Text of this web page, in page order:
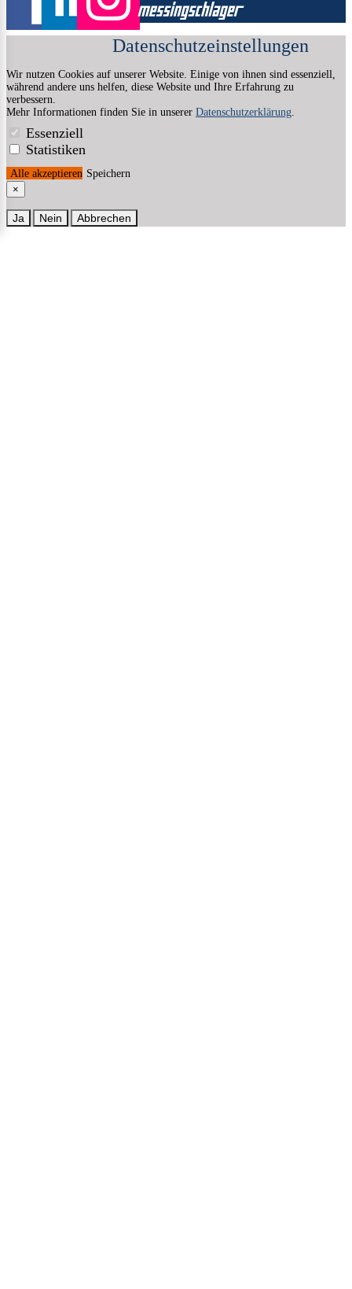
Datenschutz­einstellungen
Wir nutzen Cookies auf unserer Website. Einige von ihnen sind essenziell,
während andere uns helfen, diese Website und Ihre Erfahrung zu
verbessern.
Mehr Informationen finden Sie in unserer Datenschutzerklärung
Essenziell
Statistiken
Alle akzeptieren Speichern
×
Ja Nein Abbrechen